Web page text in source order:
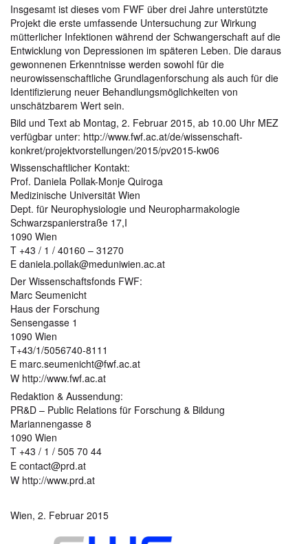
Insgesamt ist dieses vom FWF über drei Jahre unterstützte
Projekt die erste umfassende Untersuchung zur Wirkung
mütterlicher Infektionen während der Schwangerschaft auf die
Entwicklung von Depressionen im späteren Leben. Die daraus
gewonnenen Erkenntnisse werden sowohl für die
neurowissenschaftliche Grundlagenforschung als auch für die
Identifizierung neuer Behandlungsmöglichkeiten von
unschätzbarem Wert sein.
Bild und Text ab Montag, 2. Februar 2015, ab 10.00 Uhr MEZ
verfügbar unter: http://www.fwf.ac.at/de/wissenschaft-
konkret/projektvorstellungen/2015/pv2015-kw06
Wissenschaftlicher Kontakt:
Prof. Daniela Pollak-Monje Quiroga
Medizinische Universität Wien
Dept. für Neurophysiologie und Neuropharmakologie
Schwarzspanierstraße 17,I
1090 Wien
T +43 / 1 / 40160 – 31270
E daniela.pollak@meduniwien.ac.at
Der Wissenschaftsfonds FWF:
Marc Seumenicht
Haus der Forschung
Sensengasse 1
1090 Wien
T+43/1/5056740-8111
E marc.seumenicht@fwf.ac.at
W http://www.fwf.ac.at
Redaktion & Aussendung:
PR&D – Public Relations für Forschung & Bildung
Mariannengasse 8
1090 Wien
T +43 / 1 / 505 70 44
E contact@prd.at
W http://www.prd.at
Wien, 2. Februar 2015